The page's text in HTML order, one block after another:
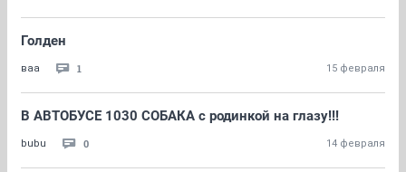
Голден
ваа 1 15 февраля
В АВТОБУСЕ 1030 СОБАКА с родинкой на глазу!!!
bubu 0 14 февраля